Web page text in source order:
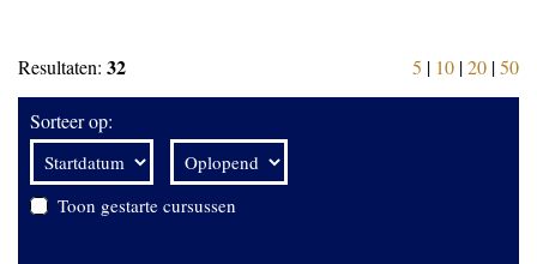
Resultaten: 32 5 | 10 |20 |50
Sorteer op:
Toon gestarte cursussen